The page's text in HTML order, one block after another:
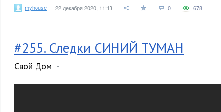
myhouse 22 декабря 2020, 11:13 0 678
#255. Следки СИНИЙ ТУМАН
Свой Дом